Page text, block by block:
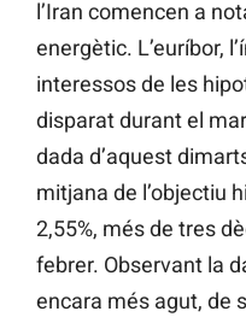
l’Iran comencen a
energètic. L’euríbor,
interessos de les
disparat durant el
dada d’aquest
mitjana de l’objectiu
2,55%, més de tres
febrer. Observant la
encara més agut, de